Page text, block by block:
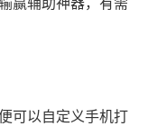
可以自定义手机打